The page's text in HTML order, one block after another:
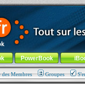
! -Aller au menu de
PowerBook
des Membres Groupes